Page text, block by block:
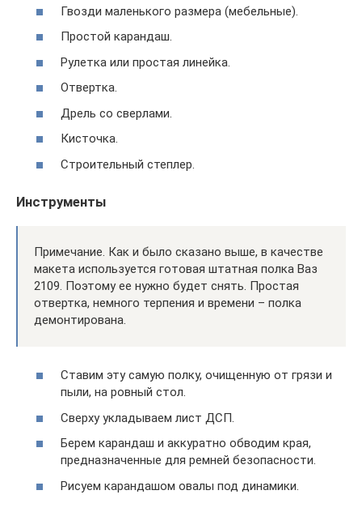
Гвозди маленького размера (мебельные).
Простой карандаш.
Рулетка или простая линейка.
Отвертка.
Дрель со сверлами.
Кисточка.
Строительный степлер.
Инструменты
Примечание. Как и было сказано выше, в качестве
макета используется готовая штатная полка Ваз
2109. Поэтому ее нужно будет снять. Простая
отвертка, немного терпения и времени – полка
демонтирована.
Ставим эту самую полку, очищенную от грязи и
пыли, на ровный стол.
Сверху укладываем лист ДСП.
Берем карандаш и аккуратно обводим края,
предназначенные для ремней безопасности.
Рисуем карандашом овалы под динамики.